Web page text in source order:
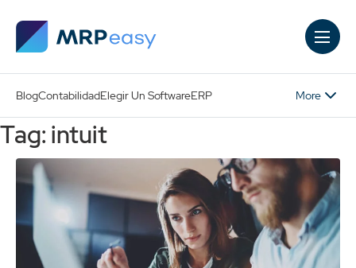
BlogContabilidadElegir Un SoftwareERP More
Tag: intuit